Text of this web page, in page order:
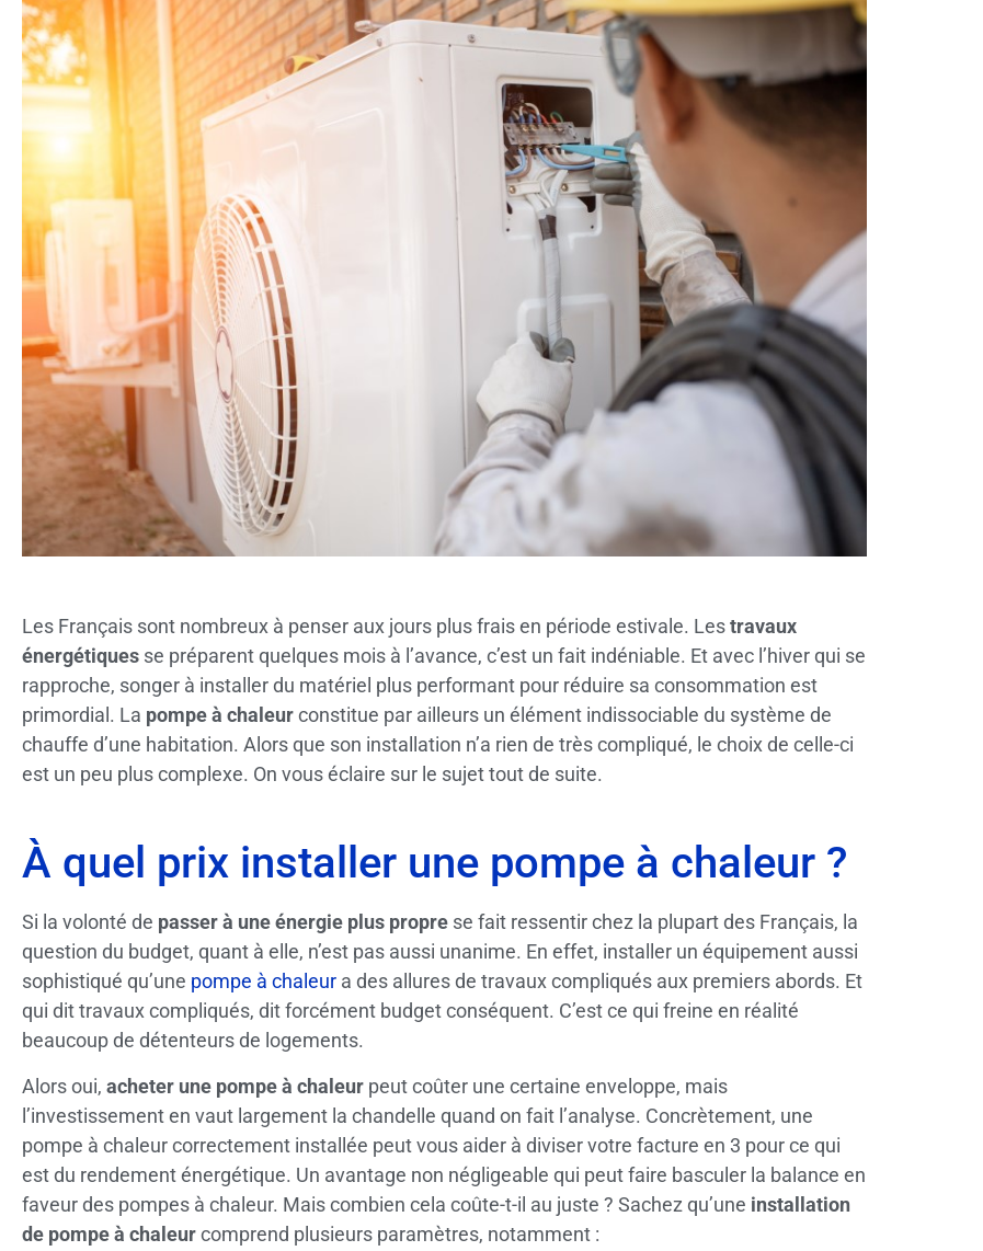
Les Français sont nombreux à penser aux jours plus frais en période estivale. Lestravaux
énergétiques se préparent quelques mois à l’avance, c’est un fait indéniable. Et avec l’hiver qui se
rapproche, songer à installer du matériel plus performant pour réduire sa consommation est
primordial. La pompe à chaleurconstitue par ailleurs un élément indissociable du système de
chauffe d’une habitation. Alors que son installation n’a rien de très compliqué, le choix de celle-ci
est un peu plus complexe. On vous éclaire sur le sujet tout de suite.
À quel prix installer une pompe à chaleur ?
Si la volonté de passer à une énergie plus propre se fait ressentir chez la plupart des Français, la
question du budget, quant à elle, n’est pas aussi unanime. En effet, installer un équipement aussi
sophistiqué qu’une pompe à chaleur a des allures de travaux compliqués aux premiers abords. Et
qui dit travaux compliqués, dit forcément budget conséquent. C’est ce qui freine en réalité
beaucoup de détenteurs de logements.
Alors oui, acheter une pompe à chaleur peut coûter une certaine enveloppe, mais
l’investissement en vaut largement la chandelle quand on fait l’analyse. Concrètement, une
pompe à chaleur correctement installée peut vous aider à diviser votre facture en 3 pour ce qui
est du rendement énergétique. Un avantage non négligeable qui peut faire basculer la balance en
faveur des pompes à chaleur. Mais combien cela coûte-t-il au juste ? Sachez qu’une installation
de pompe à chaleurcomprend plusieurs paramètres, notamment :